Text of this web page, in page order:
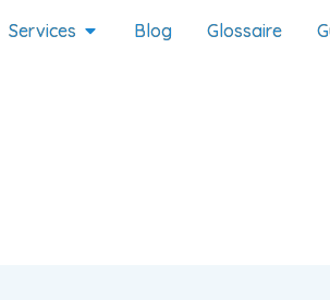
Services Blog Glossaire